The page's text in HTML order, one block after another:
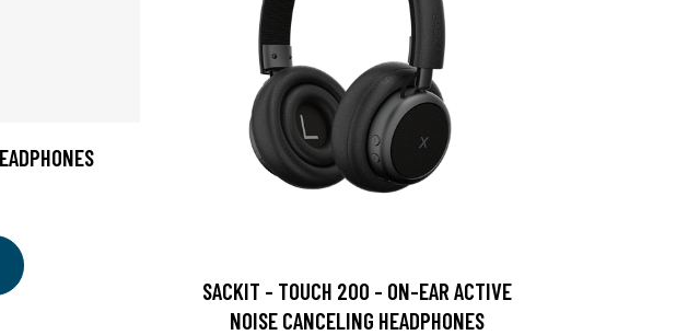
SACKIT - TOUCH 200 - ON-EAR ACTIVE
NOISE CANCELING HEADPHONES